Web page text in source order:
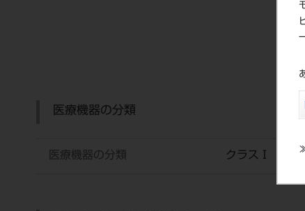
医療機器の分類
医療機器の分類 クラスⅠ 一般